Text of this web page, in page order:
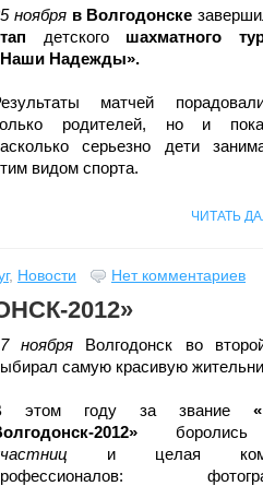
ноября в Волгодонске
детского шахматного
Надежды».
матчей
родителей, но и
серьезно дети
видом спорта.
ЧИТАТЬ
, Новости Нет комментариев
2012»
ноября Волгодонск во
самую красивую
этом году за звание
2012»
и целая